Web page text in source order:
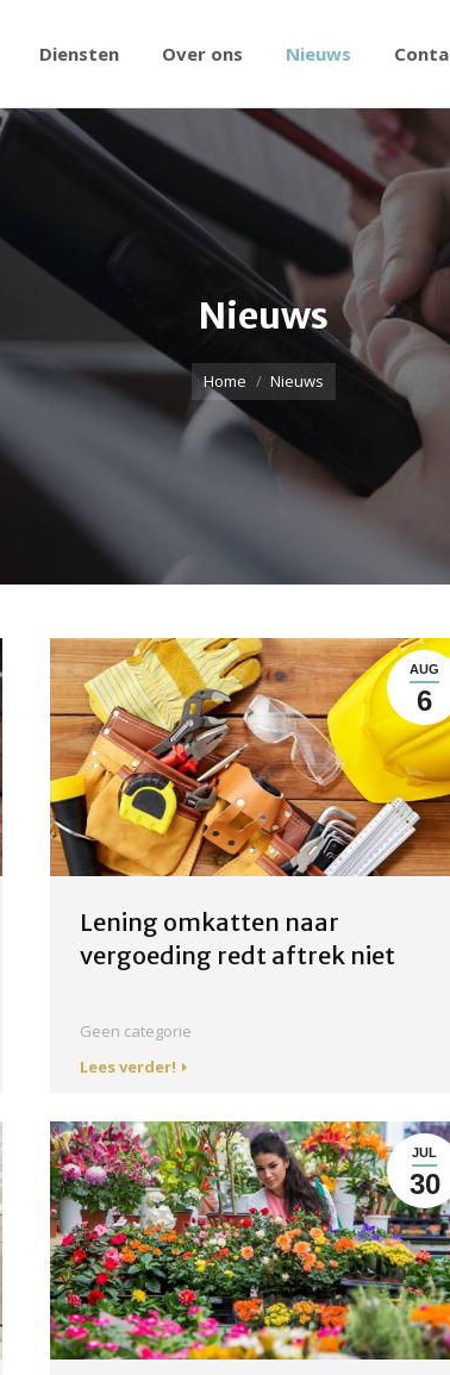
Diensten Over ons Nieuws
Nieuws
Home Nieuws
AUG
6
Lening omkatten naar
vergoeding redt aftrek niet
Geen categorie
Lees verder!
JUL
30